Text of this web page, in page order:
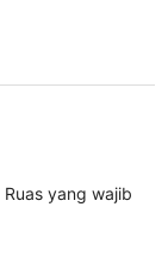
Ruas yang wajib